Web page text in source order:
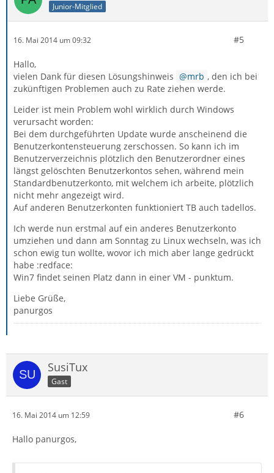
Junior-Mitglied
16. Mai 2014 um 09:32 #5
Hallo,
vielen Dank für diesen Lösungshinweis
mrb , den ich bei
zukünftigen Problemen auch zu Rate ziehen werde.
Leider ist mein Problem wohl wirklich durch Windows
verursacht worden:
Bei dem durchgeführten Update wurde anscheinend die
Benutzerkontensteuerung zerschossen. So kann ich im
Benutzerverzeichnis plötzlich den Benutzerordner eines
längst gelöschten Benutzerkontos sehen, während mein
Standardbenutzerkonto, mit welchem ich arbeite, plötzlich
nicht mehr angezeigt wird.
Auf anderen Benutzerkonten funktioniert TB auch tadellos.
Ich werde nun erstmal auf ein anderes Benutzerkonto
umziehen und dann am Sonntag zu Linux wechseln, was ich
schon ewig tun wollte, wovor ich mich aber lange gedrückt
habe :redface:
Win7 findet seinen Platz dann in einer VM - punktum.
Liebe Grüße,
panurgos
SusiTux
Gast
16. Mai 2014 um 12:59 #6
Hallo panurgos,